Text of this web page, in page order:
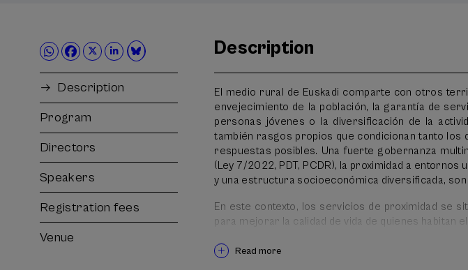
Description
Program
Directors
Speakers
Registration fees
Venue
Description
El medio rural de Euskadi comparte con otros
envejecimiento de la población, la garantía de
personas jóvenes o la diversificación de la
también rasgos propios que condicionan tanto
respuestas posibles. Una fuerte gobernanza
(Ley 7/2022, PDT, PCDR), la proximidad a
y una estructura socioeconómica diversificada,
En este contexto, los servicios de proximidad se
para mejorar la calidad de vida de quienes habitan
Read more